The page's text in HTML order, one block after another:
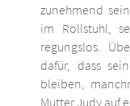
zunehmend
im Rollstuhl,
regungslos.
dafür, dass
bleiben,
Mutter Judy auf